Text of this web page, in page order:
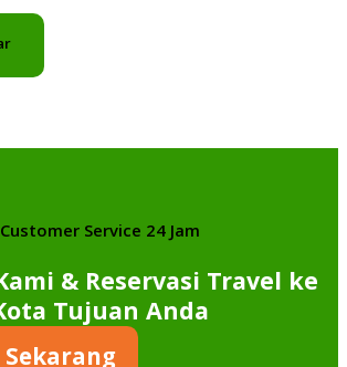
Customer Service 24 Jam
& Reservasi Travel ke
Tujuan Anda